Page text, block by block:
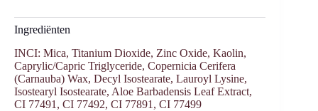
Ingrediënten
INCI: Mica, Titanium Dioxide, Zinc Oxide, Kaolin,
Caprylic/Capric Triglyceride, Copernicia Cerifera
(Carnauba) Wax, Decyl Isostearate, Lauroyl Lysine,
Isostearyl Isostearate, Aloe Barbadensis Leaf Extract,
CI 77491, CI 77492, CI 77891, CI 77499